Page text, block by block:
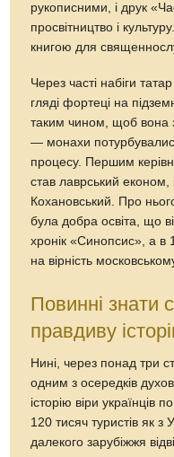
рукописними, і друк
просвітництво і
книгою для
Через часті набіги
гляді фортеці на
таким чином, щоб вона
— монахи
процесу. Першим
став лаврський
Кохановський. Про
була добра освіта, що
хронік «Синопсис», а в
на вірність
Повинні знати
правдиву
Нині, через понад три
одним з осередків
історію віри українців
120 тисяч туристів як з
далекого зарубіжжя